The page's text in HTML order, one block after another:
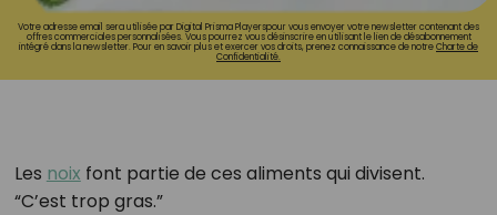
Votre adresse email sera utilisée par Digital Prisma Playerspour vous envoyer votre newsletter contenant des
offres commerciales personnalisées. Vous pourrez vous désinscrire en utilisant le lien de désabonnement
intégré dans la newsletter. Pour en savoir plus et exercer vos droits, prenez connaissance de notreCharte de
Confidentialité.
Les noix font partie de ces aliments qui divisent.
“C’est trop gras.”